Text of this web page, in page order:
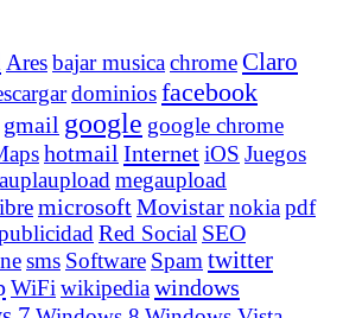
Aresbajar musicachromeClaro
dominiosfacebook
gmail google google chrome
hotmail InternetiOS Juegos
megaupload
microsoftMovistarnokiapdf
Red Social SEO
sms Software Spam twitter
WiFi wikipediawindows